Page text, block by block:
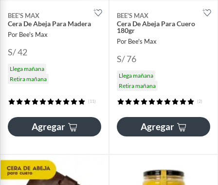
BEE'S MAX
Cera De Abeja Para Madera
Por Bee's Max
S/ 42
Llega mañana
Retira mañana
(11)
Agregar
BEE'S MAX
Cera De Abeja Para Cuero
180gr
Por Bee's Max
S/ 76
Llega mañana
Retira mañana
(2)
Agregar